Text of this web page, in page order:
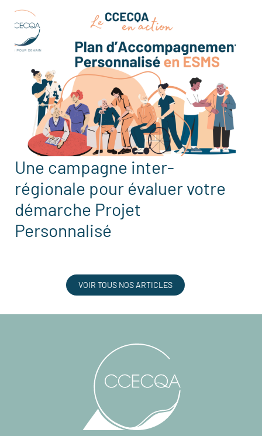
Une campagne inter-
régionale pour évaluer votre
démarche Projet
Personnalisé
VOIR TOUS NOS ARTICLES